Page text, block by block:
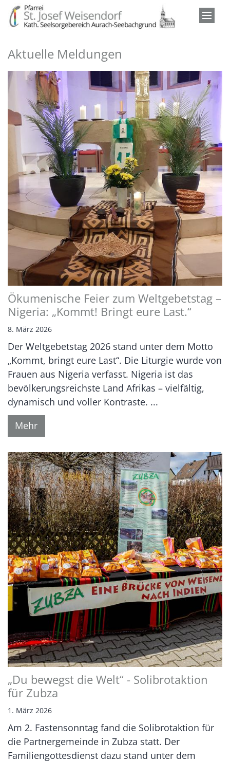
Zum Inhalt springen
Aktuelle Meldungen
Ökumenische Feier zum Weltgebetstag –
Nigeria: „Kommt! Bringt eure Last.“
8. März 2026
Der Weltgebetstag 2026 stand unter dem Motto
„Kommt, bringt eure Last“. Die Liturgie wurde von
Frauen aus Nigeria verfasst. Nigeria ist das
bevölkerungsreichste Land Afrikas – vielfältig,
dynamisch und voller Kontraste. ...
Mehr
„Du bewegst die Welt“ - Solibrotaktion
für Zubza
1. März 2026
Am 2. Fastensonntag fand die Solibrotaktion für
die Partnergemeinde in Zubza statt. Der
Familiengottesdienst dazu stand unter dem